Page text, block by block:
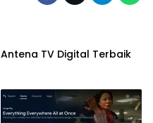
Antena TV Digital Terbaik